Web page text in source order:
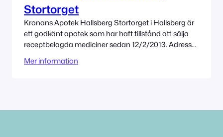
Stortorget
Kronans Apotek Hallsberg Stortorget i Hallsberg är
ett godkänt apotek som har haft tillstånd att sälja
receptbelagda mediciner sedan 12/2/2013. Adress
Kronans Apotek AB
Mer information